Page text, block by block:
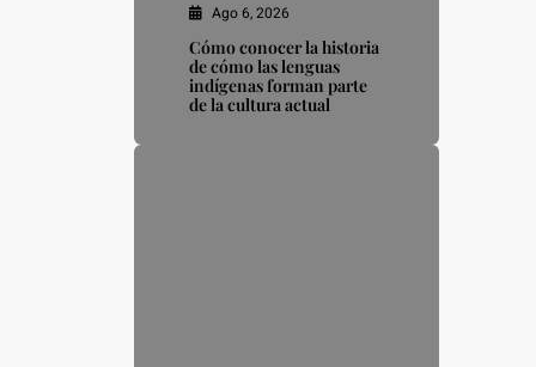
Ago 6, 2026
Cómo conocer la historia
de cómo las lenguas
indígenas forman parte
de la cultura actual